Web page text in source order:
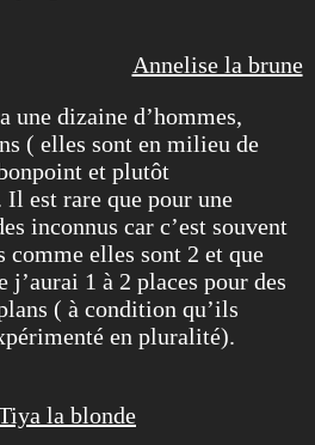
Annelise la brune
une dizaine d’hommes,
( elles sont en milieu de
et plutôt
est rare que pour une
inconnus car c’est souvent
elles sont 2 et que
j’aurai 1 à 2 places pour des
( à condition qu’ils
en pluralité).
la blonde